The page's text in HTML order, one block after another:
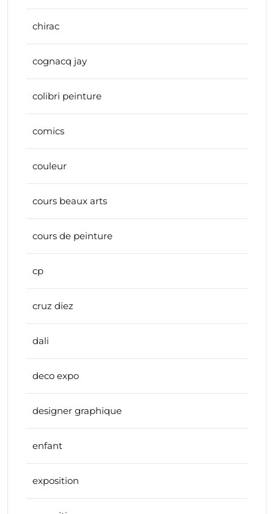
chirac
cognacq jay
colibri peinture
comics
couleur
cours beaux arts
cours de peinture
cp
cruz diez
dali
deco expo
designer graphique
enfant
exposition